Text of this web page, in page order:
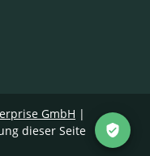
GmbH |
dieser Seite